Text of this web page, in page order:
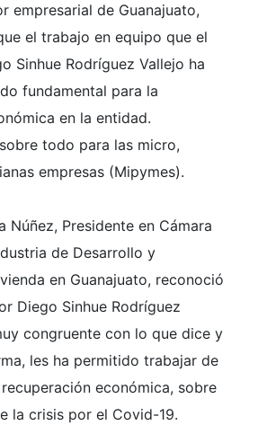
empresarial de Guanajuato,
el trabajo en equipo que el
Sinhue Rodríguez Vallejo ha
fundamental para la
en la entidad.
todo para las micro,
empresas (Mipymes).
Núñez, Presidente en Cámara
de Desarrollo y
en Guanajuato, reconoció
Diego Sinhue Rodríguez
congruente con lo que dice y
les ha permitido trabajar de
económica, sobre
la crisis por el Covid-19.